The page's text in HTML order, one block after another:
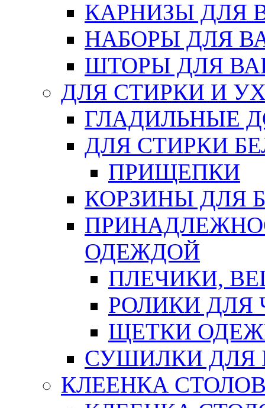
КАРНИЗЫ ДЛЯ
НАБОРЫ ДЛЯ
ШТОРЫ ДЛЯ
ДЛЯ СТИРКИ И
ГЛАДИЛЬНЫЕ
ДЛЯ СТИРКИ
ПРИЩЕПКИ
КОРЗИНЫ ДЛЯ
ОДЕЖДОЙ
ПЛЕЧИКИ,
РОЛИКИ ДЛЯ
ЩЕТКИ
СУШИЛКИ ДЛЯ
КЛЕЕНКА